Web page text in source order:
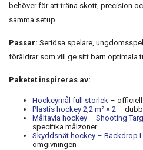
behöver för att träna skott, precision
samma setup.
Passar: Seriösa spelare,
föräldrar som vill ge sitt barn optimala
Paketet inspireras av:
Hockeymål full storlek –
Plastis hockey 2,2 m² × 2 –
Måltavla hockey – Shooting
specifika målzoner
Skyddsnät hockey – Backdrop L
omgivningen